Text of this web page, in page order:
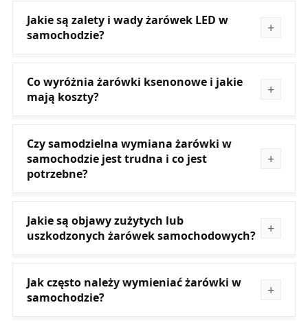
Jakie są zalety i wady żarówek LED w
samochodzie?
Co wyróżnia żarówki ksenonowe i jakie
mają koszty?
Czy samodzielna wymiana żarówki w
samochodzie jest trudna i co jest
potrzebne?
Jakie są objawy zużytych lub
uszkodzonych żarówek samochodowych?
Jak często należy wymieniać żarówki w
samochodzie?